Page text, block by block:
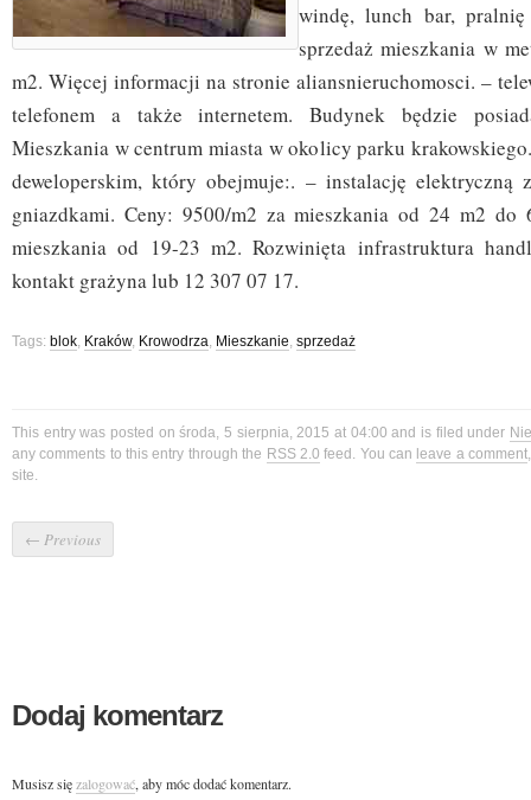
windę, lunch bar, pralnię
sprzedaż mieszkania w
m2. Więcej informacji na stronie aliansnieruchomosci. –
telefonem a także internetem. Budynek będzie
Mieszkania w centrum miasta w okolicy parku
deweloperskim, który obejmuje:. – instalację elektryczną
gniazdkami. Ceny: 9500/m2 za mieszkania od 24 m2 do
mieszkania od 19-23 m2. Rozwinięta infrastruktura
kontakt grażyna lub 12 307 07 17.
Tags: blok, Kraków, Krowodrza, Mieszkanie, sprzedaż
This entry was posted on środa, 5 sierpnia, 2015 at 04:00 and is filed under
any comments to this entry through the RSS 2.0 feed. You can leave a comment
site.
← Previous
Dodaj komentarz
Musisz sięzalogować, aby móc dodać komentarz.